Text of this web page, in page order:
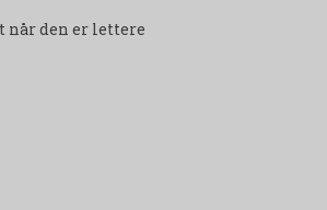
når den er lettere